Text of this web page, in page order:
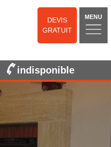
DEVIS
GRATUIT
MENU
indisponible